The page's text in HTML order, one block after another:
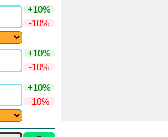
+10%
-10%
+10%
-10%
+10%
-10%